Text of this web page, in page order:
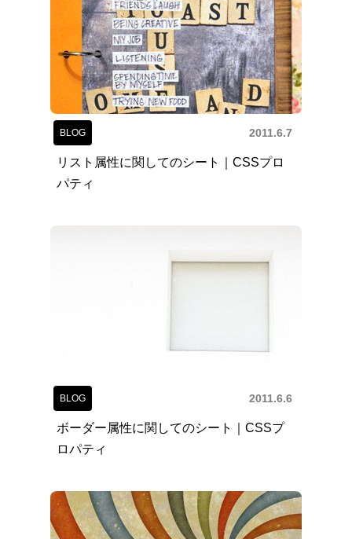
BLOG 2011.6.7
リスト属性に関してのシート｜CSSプロ
パティ
BLOG 2011.6.6
ボーダー属性に関してのシート｜CSSプ
ロパティ